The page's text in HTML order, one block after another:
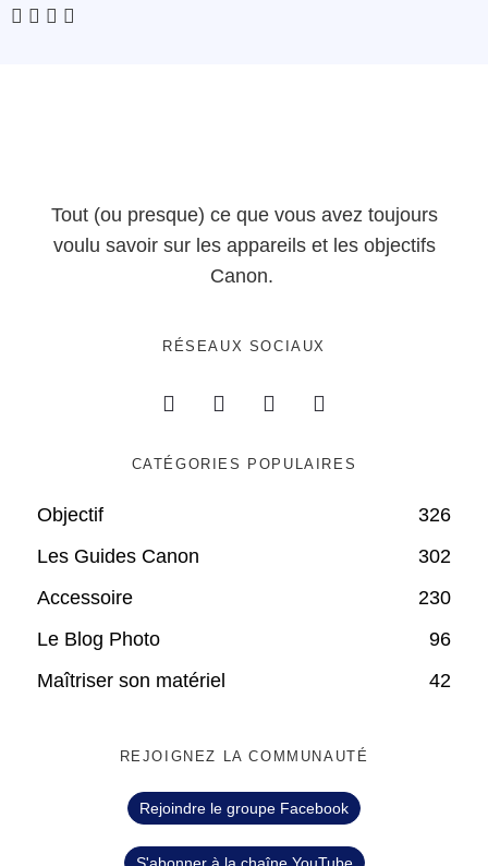
Tout (ou presque) ce que vous avez toujours
voulu savoir sur les appareils et les objectifs
Canon.
RÉSEAUX SOCIAUX
CATÉGORIES POPULAIRES
Objectif
326
Les Guides Canon
302
Accessoire
230
Le Blog Photo
96
Maîtriser son matériel
42
REJOIGNEZ LA COMMUNAUTÉ
Rejoindre le groupe Facebook
S'abonner à la chaîne YouTube